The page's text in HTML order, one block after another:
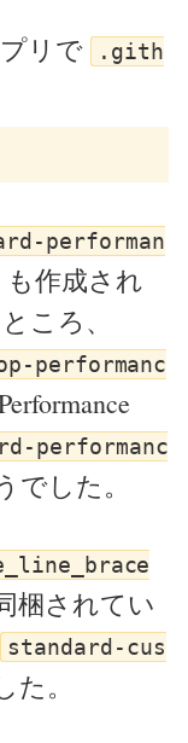
プリで .gith
performan
も作成され
ころ、
performanc
performanc
した。
梱されてい
standard-cus
。